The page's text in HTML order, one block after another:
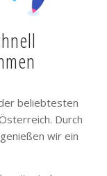
beliebtesten
Durch
wir ein